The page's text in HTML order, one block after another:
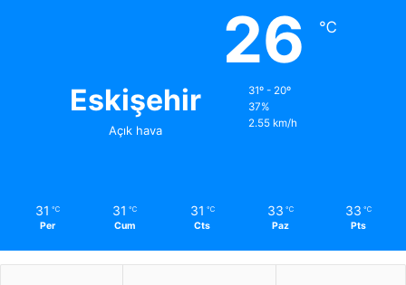
Eskişehir
Açık hava
26 ℃
31º - 20º
37%
2.55 km/h
31 ℃
Per
31 ℃
Cum
31 ℃
Cts
33 ℃
Paz
33 ℃
Pts